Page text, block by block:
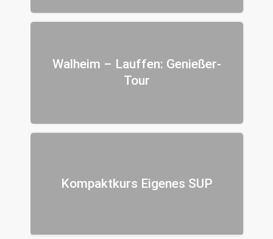
Walheim – Lauffen: Genießer-
Tour
Kompaktkurs Eigenes SUP